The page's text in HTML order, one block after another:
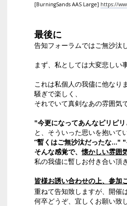
[BurningSands AAS Large] https://
最後に
告知フォーラムではご無沙汰
まず、私としては大変悲しい
これは私個人の我儘に他なり
騒ぎで楽しく、
それでいて真剣なあの雰囲気
"今更になってあんなピリピ
と、そういった思いを抱いて
”暫くはご無沙汰だったな..."
そんな感覚で、懐かしい雰囲
私の我儘に暫しお付き合い頂
皆様お誘い合わせの上、参加
重ねて告知致しますが、開催
何卒どうぞ、宜しくお願い致